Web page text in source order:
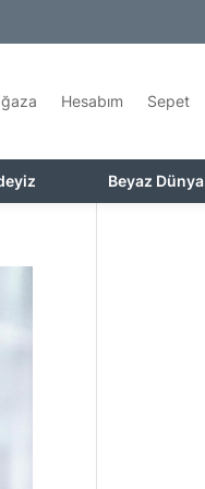
Hesabım Sepet
Beyaz Dünya